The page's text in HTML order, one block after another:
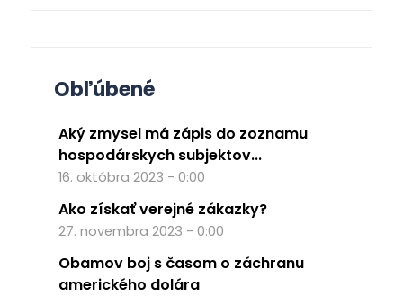
Obľúbené
Aký zmysel má zápis do zoznamu
hospodárskych subjektov...
16. októbra 2023 - 0:00
Ako získať verejné zákazky?
27. novembra 2023 - 0:00
Obamov boj s časom o záchranu
amerického dolára